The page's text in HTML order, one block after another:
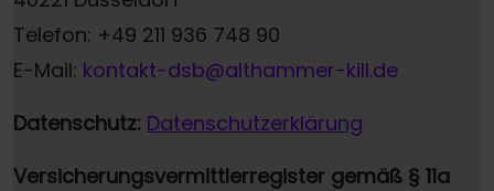
Telefon: +49 211 936 748 90
E-Mail: kontakt-dsb@althammer-kill.de
Datenschutz: Datenschutzerklärung
Versicherungsvermittlerregister gemäß § 11a